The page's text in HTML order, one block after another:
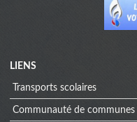
LIENS
Transports scolaires
Communauté de